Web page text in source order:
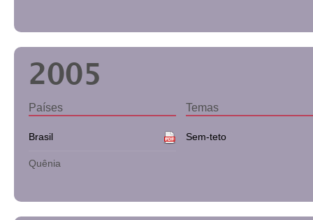
2005
Países
Brasil
Quênia
Temas
Sem-teto